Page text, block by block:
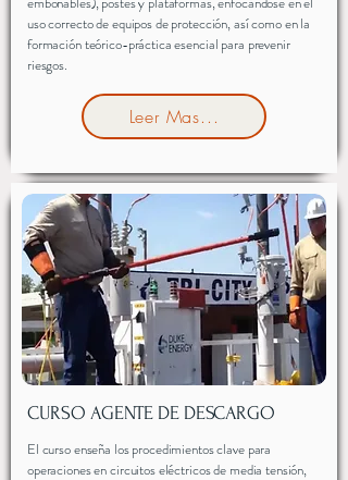
uso correcto de equipos de protección, así como en la
formación teórico-práctica esencial para prevenir
riesgos.
Leer Mas...
CURSO AGENTE DE DESCARGO
El curso enseña los procedimientos clave para
operaciones en circuitos eléctricos de media tensión,